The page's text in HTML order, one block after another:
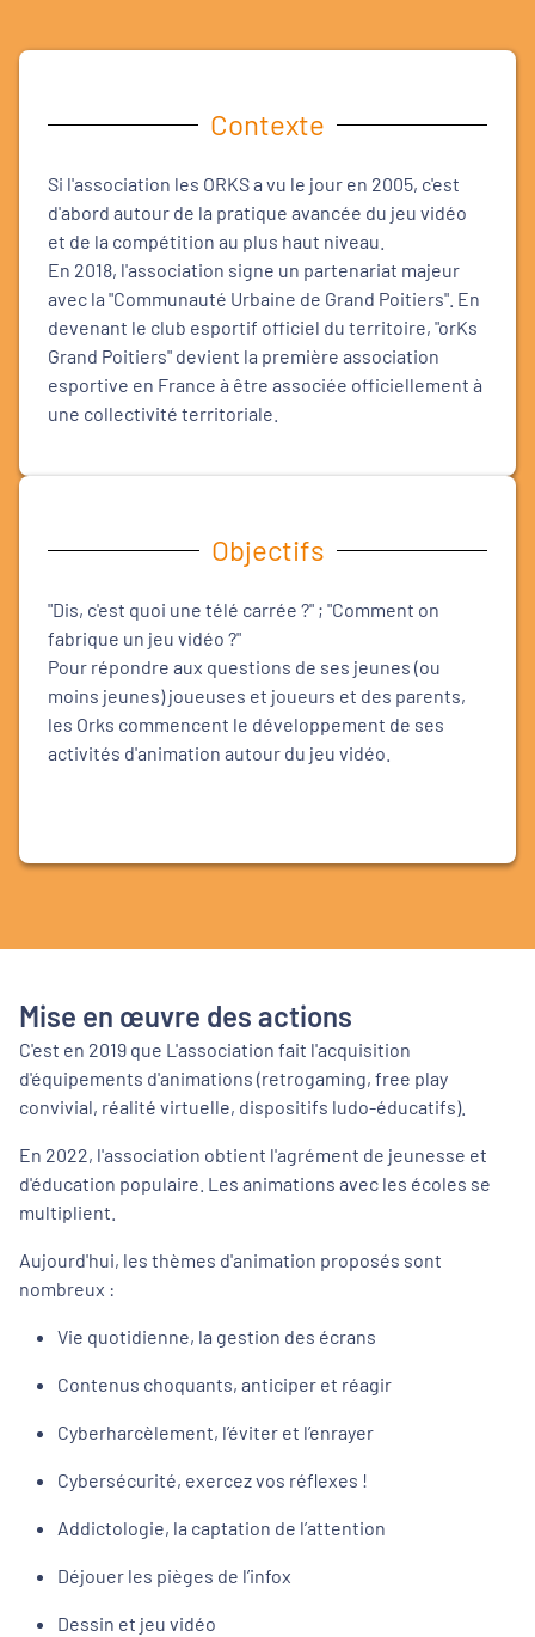
Contexte
Si l'association les ORKS a vu le jour en 2005, c'est
d'abord autour de la pratique avancée du jeu vidéo
et de la compétition au plus haut niveau.
En 2018, l'association signe un partenariat majeur
avec la "Communauté Urbaine de Grand Poitiers". En
devenant le club esportif officiel du territoire, "orKs
Grand Poitiers" devient la première association
esportive en France à être associée officiellement à
une collectivité territoriale.
Objectifs
"Dis, c'est quoi une télé carrée ?" ; "Comment on
fabrique un jeu vidéo ?"
Pour répondre aux questions de ses jeunes (ou
moins jeunes) joueuses et joueurs et des parents,
les Orks commencent le développement de ses
activités d'animation autour du jeu vidéo.
Mise en œuvre des actions
C'est en 2019 que L'association fait l'acquisition
d'équipements d'animations (retrogaming, free play
convivial, réalité virtuelle, dispositifs ludo-éducatifs).
En 2022, l'association obtient l'agrément de jeunesse et
d'éducation populaire. Les animations avec les écoles se
multiplient.
Aujourd'hui, les thèmes d'animation proposés sont
nombreux :
Vie quotidienne, la gestion des écrans
Contenus choquants, anticiper et réagir
Cyberharcèlement, l’éviter et l’enrayer
Cybersécurité, exercez vos réflexes !
Addictologie, la captation de l’attention
Déjouer les pièges de l’infox
Dessin et jeu vidéo